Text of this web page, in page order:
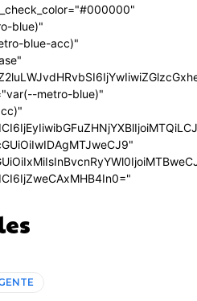
blue)"
blue-acc)"
metro-blue)"